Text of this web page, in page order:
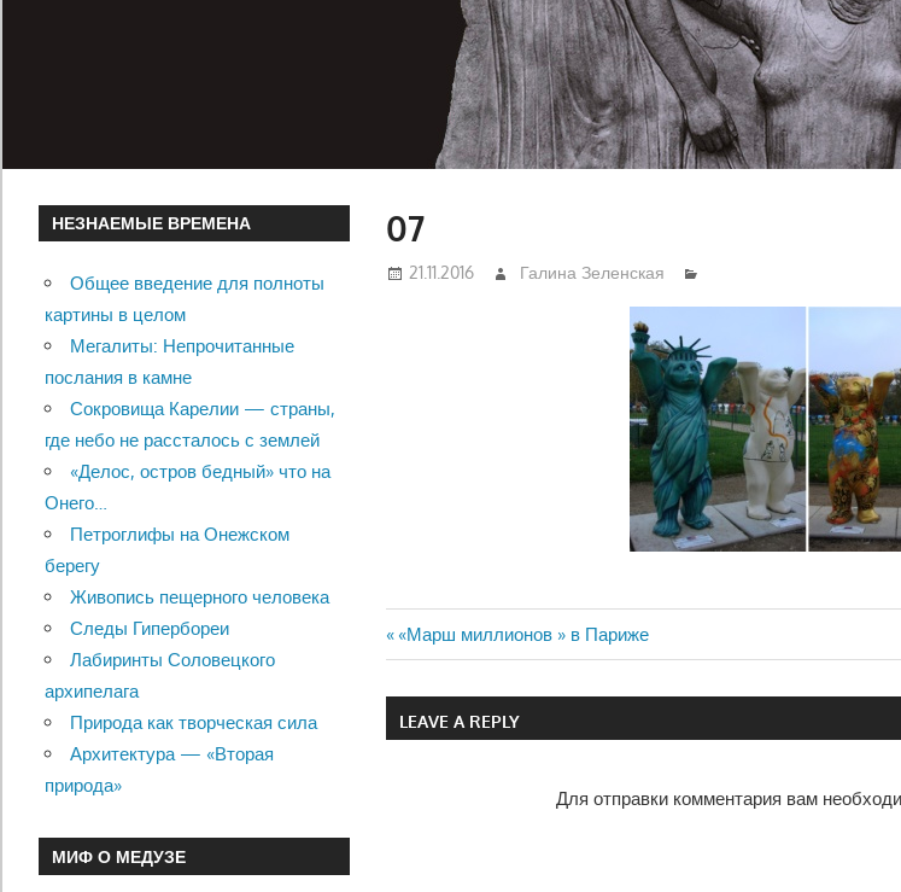
07
21.11.2016 Галина Зеленская
Навигация
по
Previous
Post:
«Марш миллионов » в Париже
LEAVE A REPLY
Для отправки комментария вам
НЕЗНАЕМЫЕ ВРЕМЕНА
Общее введение для полноты
картины в целом
Мегалиты: Непрочитанные
послания в камне
Сокровища Карелии — страны,
где небо не рассталось с землей
«Делос, остров бедный» что на
Онего…
Петроглифы на Онежском
берегу
Живопись пещерного человека
Следы Гипербореи
Лабиринты Соловецкого
архипелага
Природа как творческая сила
Архитектура — «Вторая
природа»
МИФ О МЕДУЗЕ